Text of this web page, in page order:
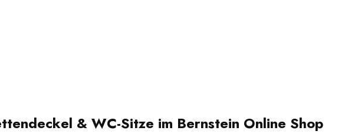
& WC-Sitze im Bernstein Online Shop